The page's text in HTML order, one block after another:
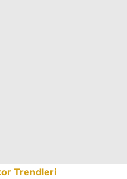
Trendleri